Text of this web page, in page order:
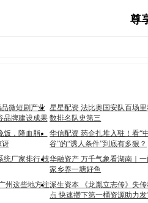
尊
微短剧产业
品牌建设成果
星星配资 法比奥国安队百场
数排名队史第三
，降血脂、
讶
华信配资 药企扎堆入驻！看“
谷”的“诱人条件”到底有多狠？
统厂家排行 技华融资产 万千气象看湖南｜
家乡养一塘好鱼
州这些地方注派生资本 《龙胤立志传》失
点 快速攒下第一桶资源助力